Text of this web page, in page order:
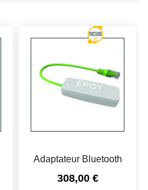
Adaptateur Bluetooth
Prix
308,00 €